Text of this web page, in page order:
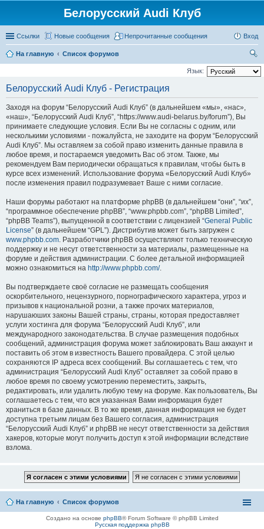
Белорусский Audi Клуб
Ссылки Новые сообщения Непрочитанные сообщения Вход
На главную
Список форумов
ои
Язык:
Белорусский Audi Клуб - Регистрация
Заходя на форум “Белорусский Audi Клуб” (в дальнейшем «мы», «нас»,
«наш», “Белорусский Audi Клуб”, “https://www.audi-belarus.by/forum”), Вы
принимаете следующие условия. Если Вы не согласны с одним, или
несколькими условиями - пожалуйста, не заходите на форум “Белорусский
Audi Клуб”. Мы оставляем за собой право изменить данные правила в
любое время, и постараемся уведомить Вас об этом. Также, мы
рекомендуем Вам периодически обращаться к правилам, чтобы быть в
курсе всех изменений. Использование форума «Белорусский Audi Клуб»
после изменения правил подразумевает Ваше с ними согласие.
Наши форумы работают на платформе phpBB (в дальнейшем “они”, “их”,
“программное обеспечение phpBB”, “www.phpbb.com”, “phpBB Limited”,
“phpBB Teams”), выпущенной в соответствии с лицензией “General Public
License” (в дальнейшем “GPL”). Дистрибутив может быть загружен с
www.phpbb.com. Разработчики phpBB осуществляют только техническую
поддержку и не несут ответственности за материалы, размещенные на
форуме и действия администрации. С более детальной информацией
можно ознакомиться на http://www.phpbb.com/.
Вы подтверждаете своё согласие не размещать сообщения
оскорбительного, нецензурного, порнографического характера, угроз и
призывов к национальной розни, а также прочих материалов,
нарушаюших законы Вашей страны, страны, которая предоставляет
услуги хостинга для форума “Белорусский Audi Клуб”, или
международного законодательства. В случае размещения подобных
сообщений, администрация форума может заблокировать Ваш аккаунт и
поставить об этом в известность Вашего провайдера. С этой целью
сохраняются IP адреса всех сообщений. Вы соглашаетесь с тем, что
администрация “Белорусский Audi Клуб” оставляет за собой право в
любое время по своему усмотрению переместить, закрыть,
редактировать, или удалить любую тему на форуме. Как пользователь, Вы
соглашаетесь с тем, что вся указанная Вами информация будет
храниться в базе данных. В то же время, данная информация не будет
доступна третьим лицам без Вашего согласия, администрация
“Белорусский Audi Клуб” и phpBB не несут ответственности за действия
хакеров, которые могут получить доступ к этой информации вследствие
взлома.
На главную Список форумов
Создано на основе phpBB® Forum Software © phpBB Limited
Русская поддержка phpBB